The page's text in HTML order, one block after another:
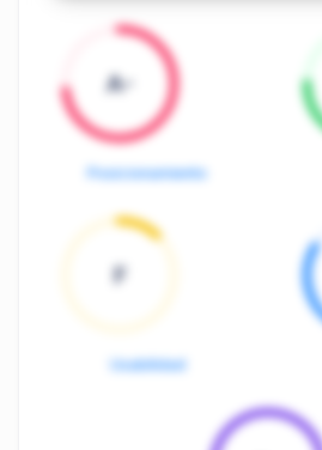
A-
Posicionamiento
F
Usabilidad